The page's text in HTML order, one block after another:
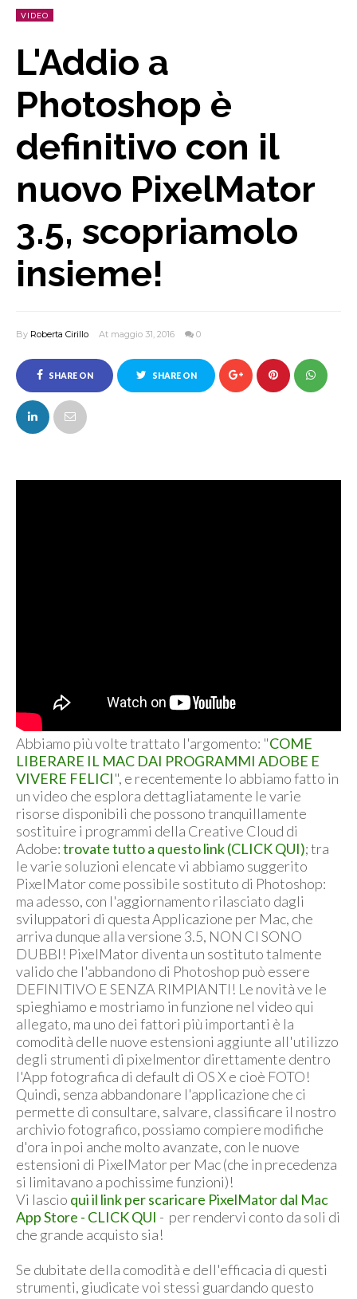
VIDEO
L'Addio a
Photoshop è
definitivo con il
nuovo PixelMator
3.5, scopriamolo
insieme!
By Roberta Cirillo At maggio 31, 2016 0
SHARE ON
FACEBOOK
SHARE ON
Abbiamo più volte trattato l'argomento: "COME
LIBERARE IL MAC DAI PROGRAMMI ADOBE E
VIVERE FELICI", e recentemente lo abbiamo fatto in
un video che esplora dettagliatamente le varie
risorse disponibili che possono tranquillamente
sostituire i programmi della Creative Cloud di
Adobe:trovate tutto a questo link (CLICK QUI); tra
le varie soluzioni elencate vi abbiamo suggerito
PixelMator come possibile sostituto di Photoshop:
ma adesso, con l'aggiornamento rilasciato dagli
sviluppatori di questa Applicazione per Mac, che
arriva dunque alla versione 3.5, NON CI SONO
DUBBI! PixelMator diventa un sostituto talmente
valido che l'abbandono di Photoshop può essere
DEFINITIVO E SENZA RIMPIANTI! Le novità ve le
spieghiamo e mostriamo in funzione nel video qui
allegato, ma uno dei fattori più importanti è la
comodità delle nuove estensioni aggiunte all'utilizzo
degli strumenti di pixelmentor direttamente dentro
l'App fotografica di default di OS X e cioè FOTO!
Quindi, senza abbandonare l'applicazione che ci
permette di consultare, salvare, classificare il nostro
archivio fotografico, possiamo compiere modifiche
d'ora in poi anche molto avanzate, con le nuove
estensioni di PixelMator per Mac (che in precedenza
si limitavano a pochissime funzioni)!
Vi lascio qui il link per scaricare PixelMator dal Mac
App Store - CLICK QUI - per rendervi conto da soli di
che grande acquisto sia!
Se dubitate della comodità e dell'efficacia di questi
strumenti, giudicate voi stessi guardando questo